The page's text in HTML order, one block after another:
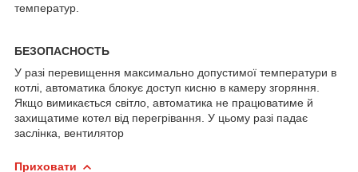
температур.
БЕЗОПАСНОСТЬ
У разі перевищення максимально допустимої температури в
котлі, автоматика блокує доступ кисню в камеру згоряння.
Якщо вимикається світло, автоматика не працюватиме й
захищатиме котел від перегрівання. У цьому разі падає
заслінка, вентилятор
Приховати